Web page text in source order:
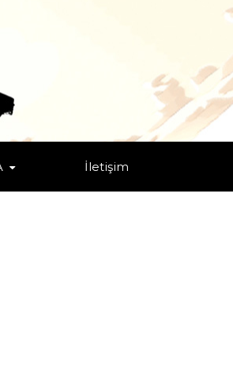
İletişim